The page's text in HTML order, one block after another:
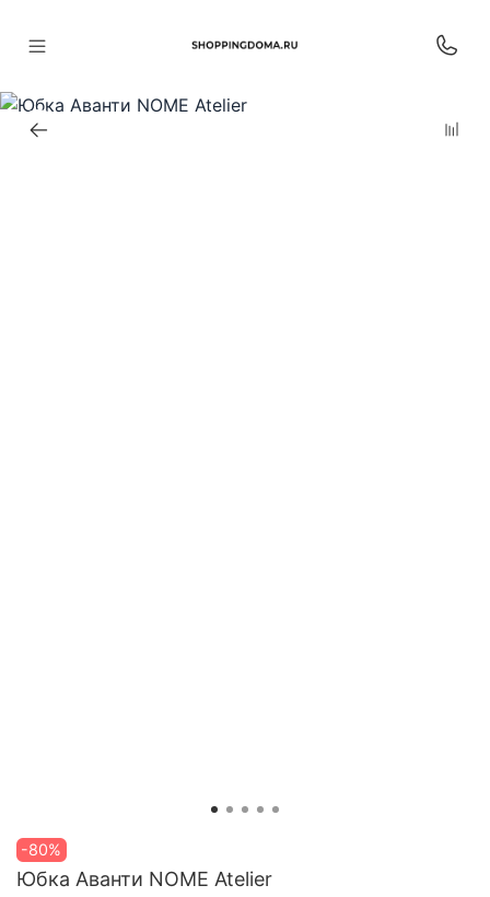
-80%
Юбка Аванти NOME Atelier